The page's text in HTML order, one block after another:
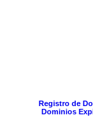
Registro de
Dominios